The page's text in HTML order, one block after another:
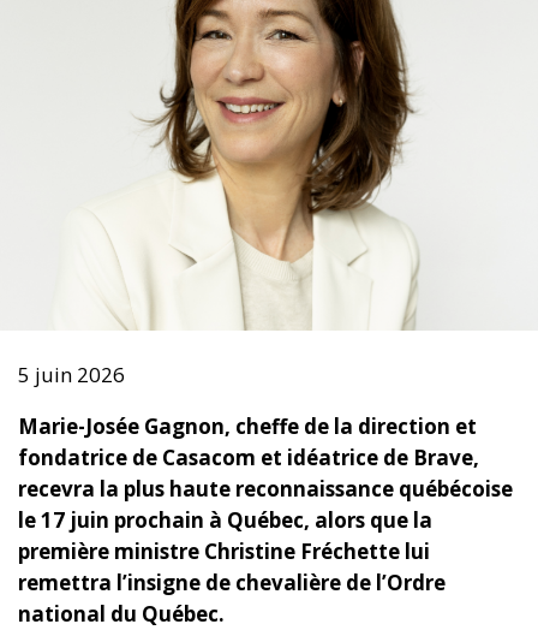
5 juin 2026
Marie-Josée Gagnon, cheffe de la direction et
fondatrice de Casacom et idéatrice de Brave,
recevra la plus haute reconnaissance québécoise
le 17 juin prochain à Québec, alors que la
première ministre Christine Fréchette lui
remettra l’insigne de chevalière de l’Ordre
national du Québec.